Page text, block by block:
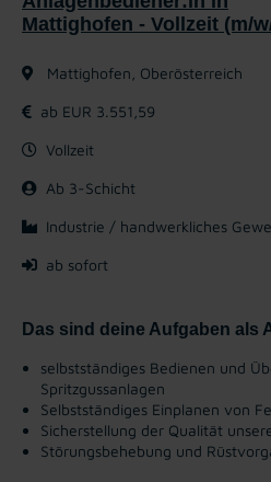
Mattighofen - Vollzeit (m/
Mattighofen, Oberösterreich
ab EUR 3.551,59
Vollzeit
Ab 3-Schicht
Industrie / handwerkliches
ab sofort
Das sind deine Aufgaben als
selbstständiges Bedienen und
Spritzgussanlagen
Selbstständiges Einplanen von
Sicherstellung der Qualität
Störungsbehebung und